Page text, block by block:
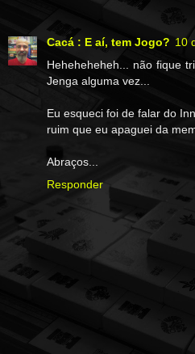
Cacá : E aí, tem Jogo? 10
Heheheheheh... não fique
Jenga alguma vez...
Eu esqueci foi de falar do
ruim que eu apaguei da
Abraços...
Responder